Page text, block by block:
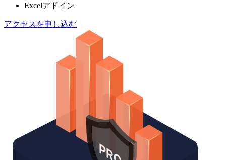
Excelアドイン
アクセスを申し込む